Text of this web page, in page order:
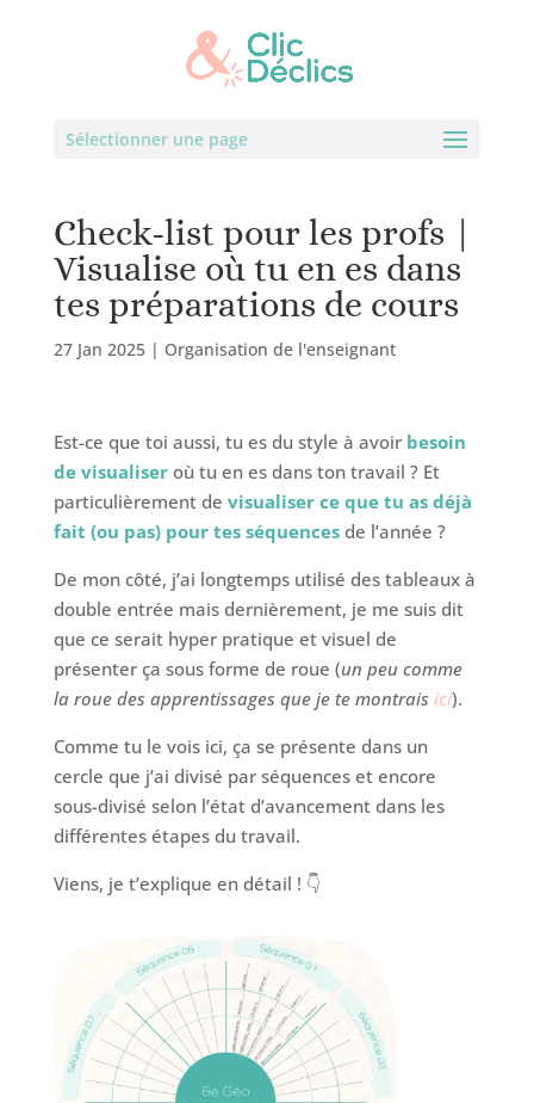
Sélectionner une page
Check-list pour les profs |
Visualise où tu en es dans
tes préparations de cours
27 Jan 2025| Organisation de l'enseignant
Est-ce que toi aussi, tu es du style à avoir besoin
de visualiser où tu en es dans ton travail ? Et
particulièrement de visualiser ce que tu as déjà
fait (ou pas) pour tes séquencesde l’année ?
De mon côté, j’ai longtemps utilisé des tableaux à
double entrée mais dernièrement, je me suis dit
que ce serait hyper pratique et visuel de
présenter ça sous forme de roue (un peu comme
la roue des apprentissages que je te montrais ici).
Comme tu le vois ici, ça se présente dans un
cercle que j’ai divisé par séquences et encore
sous-divisé selon l’état d’avancement dans les
différentes étapes du travail.
Viens, je t’explique en détail ! 👇